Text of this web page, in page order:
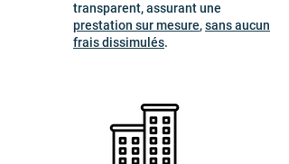
transparent, assurant une
prestation sur mesure,sans aucun
frais dissimulés.